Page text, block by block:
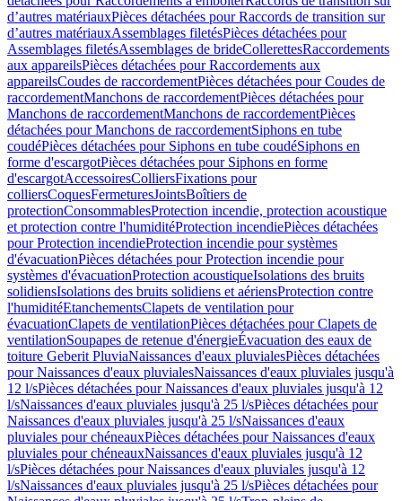
d’autres matériauxPièces détachées pour Raccords de transition sur
d’autres matériauxAssemblages filetésPièces détachées pour
Assemblages filetésAssemblages de brideCollerettesRaccordements
aux appareilsPièces détachées pour Raccordements aux
appareilsCoudes de raccordementPièces détachées pour Coudes de
raccordementManchons de raccordementPièces détachées pour
Manchons de raccordementManchons de raccordementPièces
détachées pour Manchons de raccordementSiphons en tube
coudéPièces détachées pour Siphons en tube coudéSiphons en
forme d'escargotPièces détachées pour Siphons en forme
d'escargotAccessoiresColliersFixations pour
colliersCoquesFermeturesJointsBoîtiers de
protectionConsommablesProtection incendie, protection acoustique
et protection contre l'humiditéProtection incendiePièces détachées
pour Protection incendieProtection incendie pour systèmes
d'évacuationPièces détachées pour Protection incendie pour
systèmes d'évacuationProtection acoustiqueIsolations des bruits
solidiensIsolations des bruits solidiens et aériensProtection contre
l'humiditéEtanchementsClapets de ventilation pour
évacuationClapets de ventilationPièces détachées pour Clapets de
ventilationSoupapes de retenue d'énergieÉvacuation des eaux de
toiture Geberit PluviaNaissances d'eaux pluvialesPièces détachées
pour Naissances d'eaux pluvialesNaissances d'eaux pluviales jusqu'à
12 l/sPièces détachées pour Naissances d'eaux pluviales jusqu'à 12
l/sNaissances d'eaux pluviales jusqu'à 25 l/sPièces détachées pour
Naissances d'eaux pluviales jusqu'à 25 l/sNaissances d'eaux
pluviales pour chéneauxPièces détachées pour Naissances d'eaux
pluviales pour chéneauxNaissances d'eaux pluviales jusqu'à 12
l/sPièces détachées pour Naissances d'eaux pluviales jusqu'à 12
l/sNaissances d'eaux pluviales jusqu'à 25 l/sPièces détachées pour